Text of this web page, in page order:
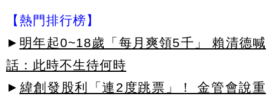
【熱門排行榜】
► 明年起0~18歲「每月爽領5千」 賴清德喊
話：此時不生待何時
► 緯創發股利「連2度跳票」！ 金管會說重